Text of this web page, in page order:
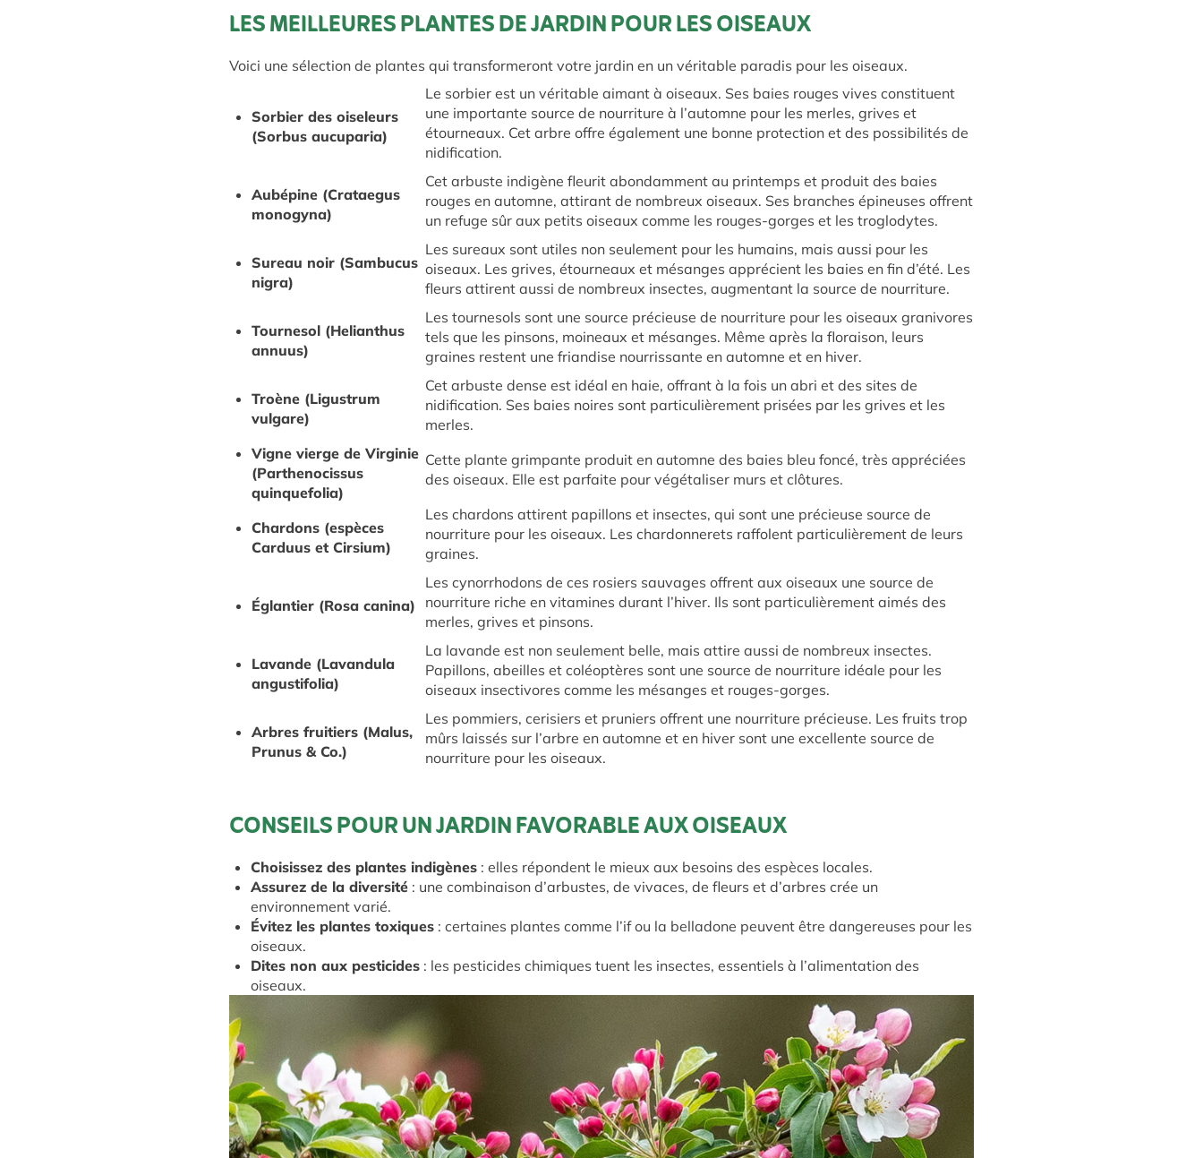
LES MEILLEURES PLANTES DE JARDIN POUR LES OISEAUX
Voici une sélection de plantes qui transformeront votre jardin en un véritable paradis pour les oiseaux.
Sorbier des oiseleurs
(Sorbus aucuparia)
Le sorbier est un véritable aimant à oiseaux. Ses baies rouges vives constituent
une importante source de nourriture à l’automne pour les merles, grives et
étourneaux. Cet arbre offre également une bonne protection et des possibilités de
nidification.
Aubépine (Crataegus
monogyna)
Cet arbuste indigène fleurit abondamment au printemps et produit des baies
rouges en automne, attirant de nombreux oiseaux. Ses branches épineuses offrent
un refuge sûr aux petits oiseaux comme les rouges-gorges et les troglodytes.
Sureau noir (Sambucus
nigra)
Les sureaux sont utiles non seulement pour les humains, mais aussi pour les
oiseaux. Les grives, étourneaux et mésanges apprécient les baies en fin d’été. Les
fleurs attirent aussi de nombreux insectes, augmentant la source de nourriture.
Tournesol (Helianthus
annuus)
Les tournesols sont une source précieuse de nourriture pour les oiseaux granivores
tels que les pinsons, moineaux et mésanges. Même après la floraison, leurs
graines restent une friandise nourrissante en automne et en hiver.
Troène (Ligustrum
vulgare)
Cet arbuste dense est idéal en haie, offrant à la fois un abri et des sites de
nidification. Ses baies noires sont particulièrement prisées par les grives et les
merles.
Vigne vierge de Virginie
(Parthenocissus
quinquefolia)
Cette plante grimpante produit en automne des baies bleu foncé, très appréciées
des oiseaux. Elle est parfaite pour végétaliser murs et clôtures.
Chardons (espèces
Carduus et Cirsium)
Les chardons attirent papillons et insectes, qui sont une précieuse source de
nourriture pour les oiseaux. Les chardonnerets raffolent particulièrement de leurs
graines.
Églantier (Rosa canina)
Les cynorrhodons de ces rosiers sauvages offrent aux oiseaux une source de
nourriture riche en vitamines durant l’hiver. Ils sont particulièrement aimés des
merles, grives et pinsons.
Lavande (Lavandula
angustifolia)
La lavande est non seulement belle, mais attire aussi de nombreux insectes.
Papillons, abeilles et coléoptères sont une source de nourriture idéale pour les
oiseaux insectivores comme les mésanges et rouges-gorges.
Arbres fruitiers (Malus,
Prunus & Co.)
Les pommiers, cerisiers et pruniers offrent une nourriture précieuse. Les fruits trop
mûrs laissés sur l’arbre en automne et en hiver sont une excellente source de
nourriture pour les oiseaux.
CONSEILS POUR UN JARDIN FAVORABLE AUX OISEAUX
Choisissez des plantes indigènes : elles répondent le mieux aux besoins des espèces locales.
Assurez de la diversité : une combinaison d’arbustes, de vivaces, de fleurs et d’arbres crée un
environnement varié.
Évitez les plantes toxiques : certaines plantes comme l’if ou la belladone peuvent être dangereuses pour les
oiseaux.
Dites non aux pesticides : les pesticides chimiques tuent les insectes, essentiels à l’alimentation des
oiseaux.